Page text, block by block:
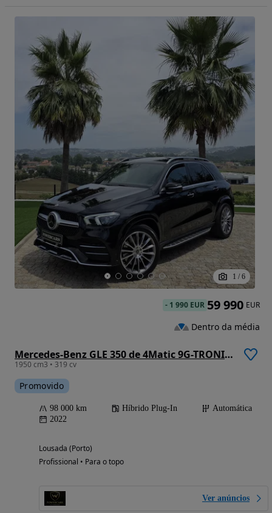
1 / 6
Mercedes-Benz GLE 350 de 4Matic 9G-TRONIC AMG Line
1950 cm3 • 319 cv
Promovido
98 000 km Híbrido Plug-In
Automática
2022
Lousada (Porto)
Profissional • Para o topo
Ver anúncios
- 1 990 EUR 59 990 EUR
Dentro da média